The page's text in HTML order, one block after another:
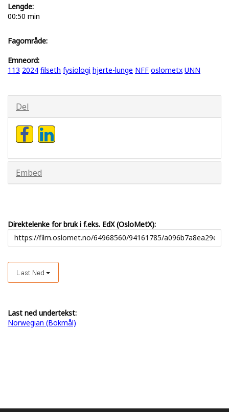
Lengde:
00:50 min
Fagområde:
Emneord:
113 2024 filseth fysiologi hjerte-lunge NFF oslometx UNN
Del
Embed
Direktelenke for bruk i f.eks. EdX (OsloMetX):
Last Ned
Last ned undertekst:
Norwegian (Bokmål)